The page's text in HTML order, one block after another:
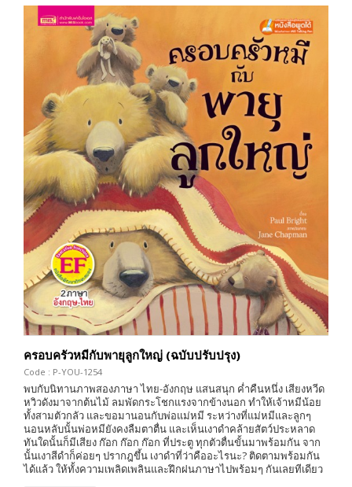
ครอบครัวหมีกับพายุลูกใหญ่ (ฉบับปรับปรุง)
Code : P-YOU-1254
พบกับนิทานภาพสองภาษา ไทย-อังกฤษ แสนสนุก ค่ำคืนหนึ่ง เสียงหวีด
หวิวดังมาจากต้นไม้ ลมพัดกระโชกแรงจากข้างนอก ทำให้เจ้าหมีน้อย
ทั้งสามตัวกลัว และขอมานอนกับพ่อแม่หมี ระหว่างที่แม่หมีและลูกๆ
นอนหลับนั้นพ่อหมียังคงลืมตาตื่น และเห็นเงาดำคล้ายสัตว์ประหลาด
ทันใดนั้นก็มีเสียง ก๊อก ก๊อก ก๊อก ที่ประตู ทุกตัวตื่นขั้นมาพร้อมกัน จาก
นั้นเงาสีดำก็ค่อยๆ ปรากฎขึ้น เงาดำที่ว่าคืออะไรนะ? ติดตามพร้อมกัน
ได้แล้ว ให้ทั้งความเพลิดเพลินและฝึกฝนภาษาไปพร้อมๆ กันเลยทีเดียว